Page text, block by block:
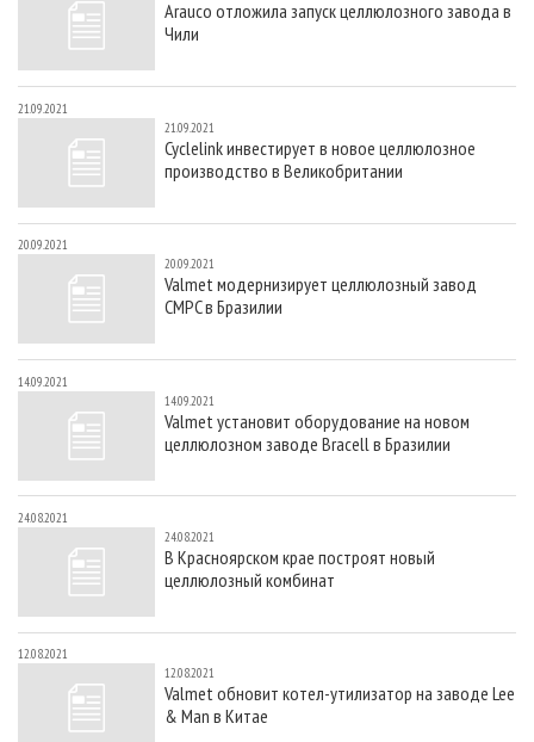
СУШКА ДРЕВЕСИНЫ
ПРОИЗВОДСТВО ДРЕВЕСНЫХ ПЛИТ
ДЕРЕВЯННОЕ ДОМОСТРОЕНИЕ
ПРОИЗВОДСТВО МЕБЕЛИ
БИОЭНЕРГЕТИКА
ЦБП
ИНСТРУМЕНТ И МАТЕРИАЛЫ
ПЕРСОНЫ
МОБИЛЬНЫЕ ВЫСТАВКИ
ПРИОРИТЕТНЫЕ ИНВЕСТПРОЕКТЫ
RUSSIAN FORESTRY REVIEW
ГАЗЕТА ЛЕСПРОМФОРУМ
БИБЛИОТЕКА СПЕЦИАЛИСТА
КОНТАКТЫ
РЕКЛАМА
Arauco отложила запуск целлюлозного завода в
Чили
21.09.2021
21.09.2021
Cyclelink инвестирует в новое целлюлозное
производство в Великобритании
20.09.2021
20.09.2021
Valmet модернизирует целлюлозный завод
CMPC в Бразилии
14.09.2021
14.09.2021
Valmet установит оборудование на новом
целлюлозном заводе Bracell в Бразилии
24.08.2021
24.08.2021
В Красноярском крае построят новый
целлюлозный комбинат
12.08.2021
12.08.2021
Valmet обновит котел-утилизатор на заводе Lee
& Man в Китае